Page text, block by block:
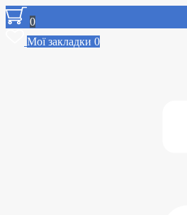
0
Мої закладки 0